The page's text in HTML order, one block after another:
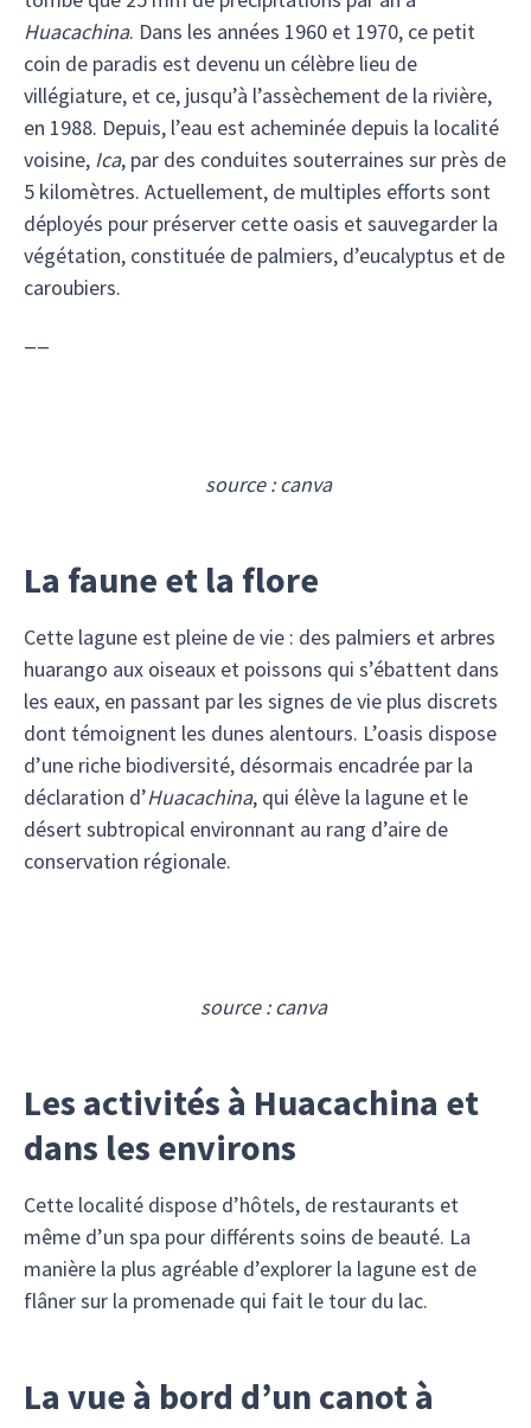
Huacachina. Dans les années 1960 et 1970, ce petit
coin de paradis est devenu un célèbre lieu de
villégiature, et ce, jusqu’à l’assèchement de la rivière,
en 1988. Depuis, l’eau est acheminée depuis la localité
voisine, Ica, par des conduites souterraines sur près de
5 kilomètres. Actuellement, de multiples efforts sont
déployés pour préserver cette oasis et sauvegarder la
végétation, constituée de palmiers, d’eucalyptus et de
caroubiers.
source : canva
La faune et la flore
Cette lagune est pleine de vie : des palmiers et arbres
huarango aux oiseaux et poissons qui s’ébattent dans
les eaux, en passant par les signes de vie plus discrets
dont témoignent les dunes alentours. L’oasis dispose
d’une riche biodiversité, désormais encadrée par la
déclaration d’Huacachina, qui élève la lagune et le
désert subtropical environnant au rang d’aire de
conservation régionale.
source : canva
Les activités à Huacachina et
dans les environs
Cette localité dispose d’hôtels, de restaurants et
même d’un spa pour différents soins de beauté. La
manière la plus agréable d’explorer la lagune est de
flâner sur la promenade qui fait le tour du lac.
La vue à bord d’un canot à